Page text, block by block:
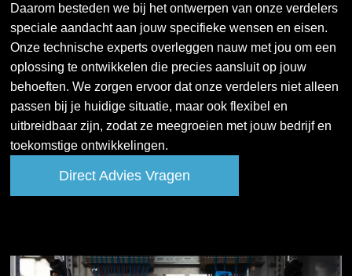
Daarom besteden we bij het ontwerpen van onze verdelers
speciale aandacht aan jouw specifieke wensen en eisen.
Onze technische experts overleggen nauw met jou om een
oplossing te ontwikkelen die precies aansluit op jouw
behoeften. We zorgen ervoor dat onze verdelers niet alleen
passen bij je huidige situatie, maar ook flexibel en
uitbreidbaar zijn, zodat ze meegroeien met jouw bedrijf en
toekomstige ontwikkelingen.
Direct Advies Vragen